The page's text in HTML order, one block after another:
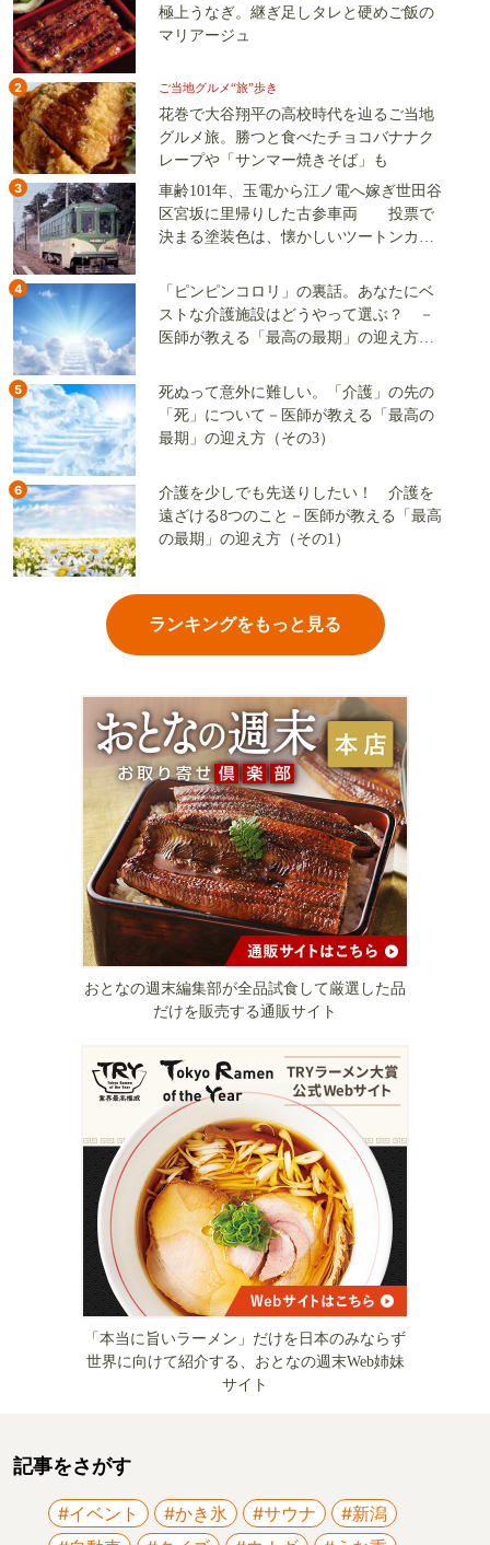
極上うなぎ。継ぎ足しタレと硬めご飯の
マリアージュ
2 ご当地グルメ“旅”歩き
花巻で大谷翔平の高校時代を辿るご当地
グルメ旅。勝つと食べたチョコバナナク
レープや「サンマー焼きそば」も
3
車齢101年、玉電から江ノ電へ嫁ぎ世田谷
区宮坂に里帰りした古参車両 投票で
決まる塗装色は、懐かしいツートンカラ
4
「ピンピンコロリ」の裏話。あなたにベ
ストな介護施設はどうやって選ぶ？ －
医師が教える「最高の最期」の迎え方
5
死ぬって意外に難しい。「介護」の先の
「死」について－医師が教える「最高の
最期」の迎え方（その3）
6
介護を少しでも先送りしたい！ 介護を
遠ざける8つのこと－医師が教える「最高
の最期」の迎え方（その1）
ランキングをもっと見る
おとなの週末編集部が全品試食して厳選した品
だけを販売する通販サイト
「本当に旨いラーメン」だけを日本のみならず
世界に向けて紹介する、おとなの週末Web姉妹
サイト
記事をさがす
#イベント #かき氷 #サウナ
#新潟